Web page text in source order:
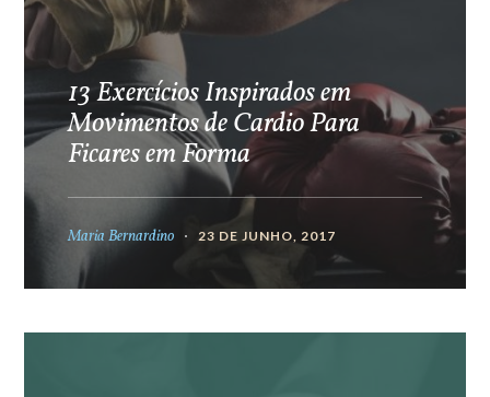
13 Exercícios Inspirados em
Movimentos de Cardio Para
Ficares em Forma
Maria Bernardino 23 DE JUNHO, 2017